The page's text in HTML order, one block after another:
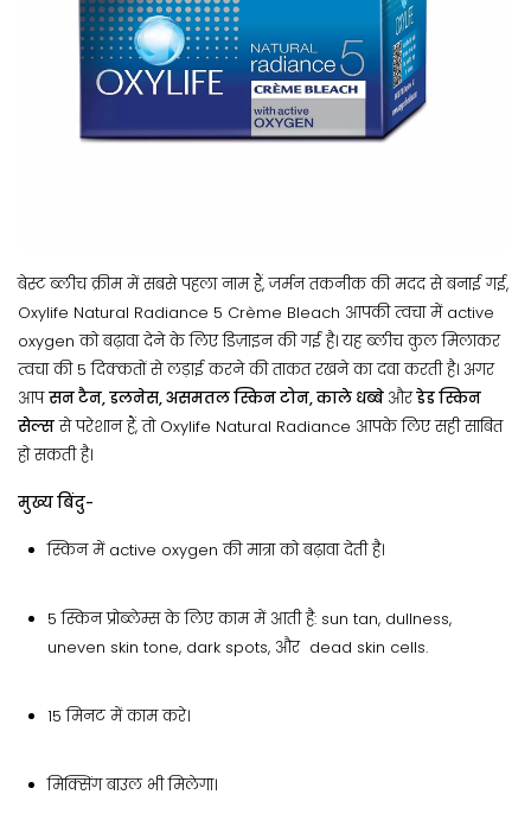
बेस्ट ब्लीच क्रीम में सबसे पहला नाम हैं, जर्मन तकनीक की मदद से बनाई गई,
Oxylife Natural Radiance 5 Crème Bleach आपकी त्वचा में active
oxygen को बढ़ावा देने के लिए डिज़ाइन की गई है। यह ब्लीच कुल मिलाकर
त्वचा की 5 दिक्कतों से लड़ाई करने की ताकत रखने का दवा करती है। अगर
आपसन टैन, डलनेस, असमतल स्किन टोन, काले धब्बे औरडेड स्किन
सेल्ससे परेशान हैं, तो Oxylife Natural Radiance आपके लिए सही साबित
हो सकती है।
मुख्य बिंदु-
स्किन में active oxygen की मात्रा को बढ़ावा देती है।
5 स्किन प्रोब्लेम्स के लिए काम में आती है: sun tan, dullness,
uneven skin tone, dark spots, और dead skin cells.
15 मिनट में काम करे।
मिक्सिंग बाउल भी मिलेगा।